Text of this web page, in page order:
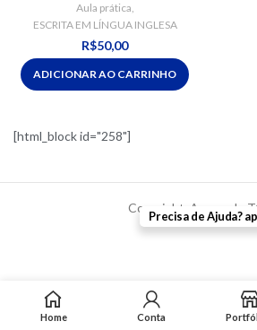
Aula prática,
ESCRITA EM LÍNGUA INGLESA
R$50,00
ADICIONAR AO CARRINHO
[html_block id="258"]
Copyright. Aprovado
Precisa de Ajuda?
Home Conta